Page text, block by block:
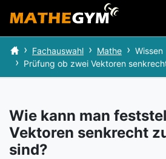
Fachauswahl Mathe
Wissen
Prüfung ob zwei Vektoren
Wie kann man
Vektoren senkrecht
sind?